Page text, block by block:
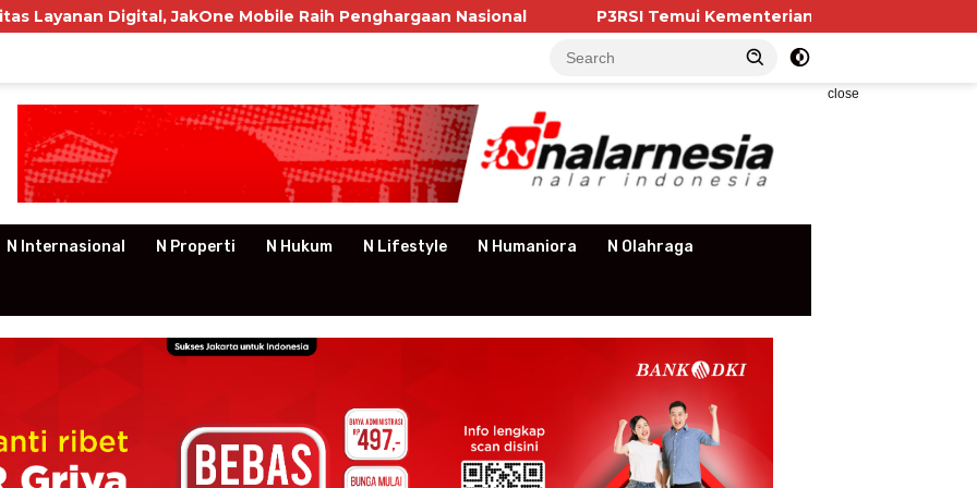
JakOne Mobile Raih Penghargaan Nasional P3RSI Temui Kementerian PKP, Pengurus Apartemen
close
N Internasional N Properti N Hukum N Lifestyle N Humaniora N Olahraga